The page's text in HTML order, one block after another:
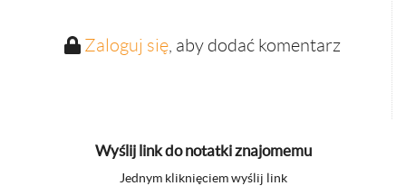
Zaloguj się, aby dodać komentarz
Wyślij link do notatki znajomemu
Jednym kliknięciem wyślij link